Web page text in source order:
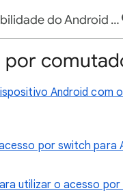
Acessibilidade do Android Ajuda
por
Android com
por switch para
utilizar o acesso